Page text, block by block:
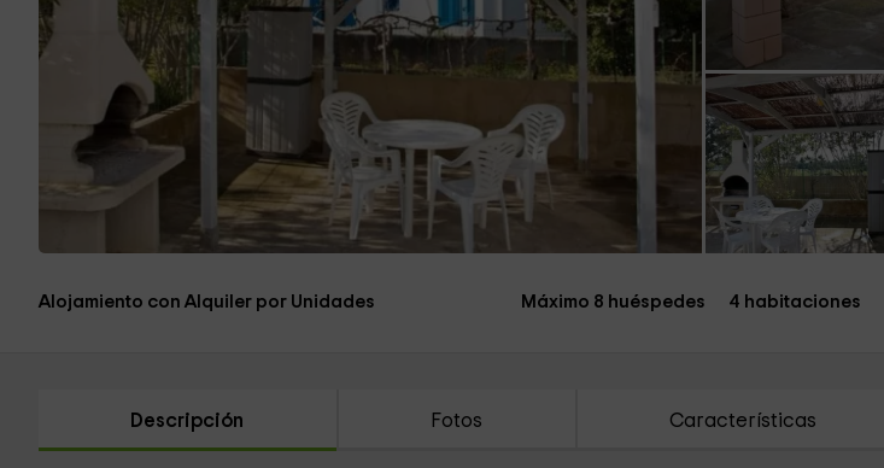
Alojamiento con Alquiler por Unidades Máximo 8 huéspedes 4 habitaciones
Descripción Fotos Características